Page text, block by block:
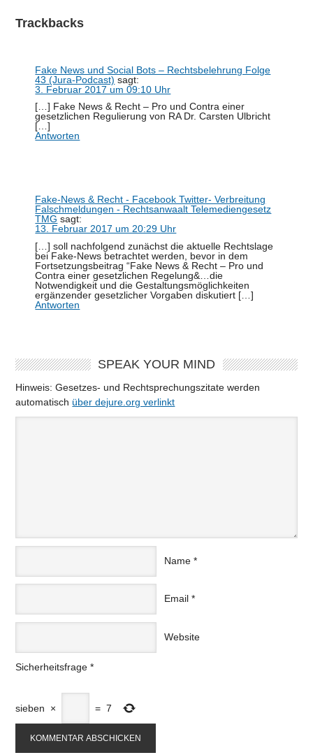
Trackbacks
Fake News und Social Bots – Rechtsbelehrung Folge
43 (Jura-Podcast) sagt:
3. Februar 2017 um 09:10 Uhr
[…] Fake News & Recht – Pro und Contra einer
gesetzlichen Regulierung von RA Dr. Carsten Ulbricht
[…]
Antworten
Fake-News & Recht - Facebook Twitter- Verbreitung
Falschmeldungen - Rechtsanwaalt Telemediengesetz
TMG sagt:
13. Februar 2017 um 20:29 Uhr
[…] soll nachfolgend zunächst die aktuelle Rechtslage
bei Fake-News betrachtet werden, bevor in dem
Fortsetzungsbeitrag “Fake News & Recht – Pro und
Contra einer gesetzlichen Regelung&…die
Notwendigkeit und die Gestaltungsmöglichkeiten
ergänzender gesetzlicher Vorgaben diskutiert […]
Antworten
SPEAK YOUR MIND
Hinweis: Gesetzes- und Rechtsprechungszitate werden
automatisch über dejure.org verlinkt
Name *
Email *
Website
Sicherheitsfrage *
sieben × = 7